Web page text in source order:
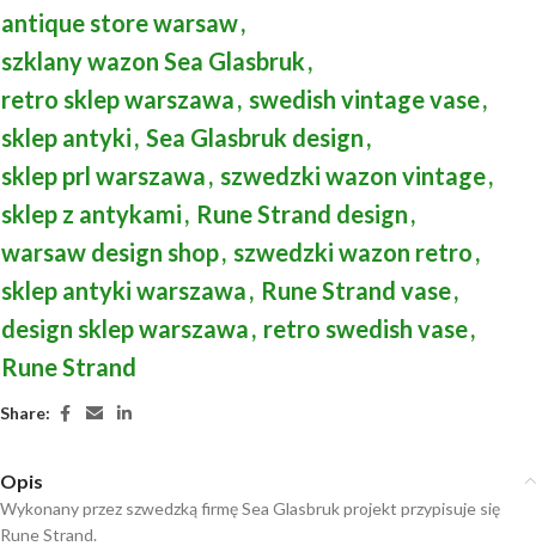
antique store warsaw,
szklany wazon Sea Glasbruk,
retro sklep warszawa, swedish vintage vase,
sklep antyki, Sea Glasbruk design,
sklep prl warszawa, szwedzki wazon vintage,
sklep z antykami, Rune Strand design,
warsaw design shop, szwedzki wazon retro,
sklep antyki warszawa, Rune Strand vase,
design sklep warszawa, retro swedish vase,
Rune Strand
Share:
Opis
Wykonany przez szwedzką firmę Sea Glasbruk projekt przypisuje się
Rune Strand.